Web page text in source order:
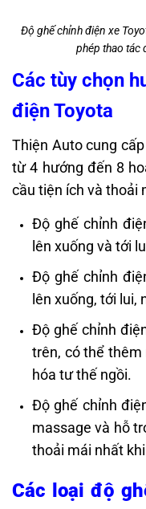
Độ ghế chỉnh điện xe
phép thao tác
Các tùy chọn
điện Toyota
Thiện Auto cung
từ 4 hướng đến 8
cầu tiện ích và thoải
Độ ghế chỉnh
lên xuống và tới
Độ ghế chỉnh
lên xuống, tới lui,
Độ ghế chỉnh
trên, có thể thêm
hóa tư thế ngồi.
Độ ghế chỉnh
massage và hỗ
thoải mái nhất
Các loại độ